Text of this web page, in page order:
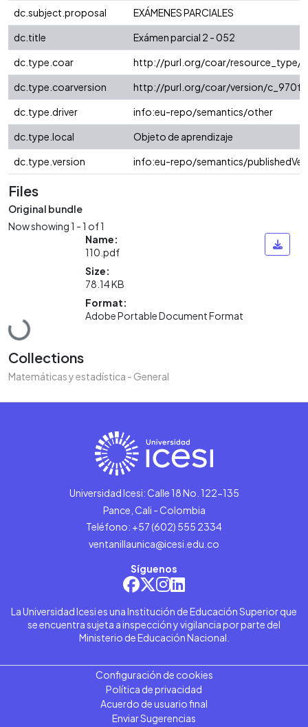
dc.subject.proposal
EXÁMENES PARCIALES
dc.title
Exámen parcial 2 - 052
dc.type.coar
http://purl.org/coar/resource_type/
dc.type.coarversion
http://purl.org/coar/version/
dc.type.driver
info:eu-repo/semantics/other
dc.type.local
Objeto de aprendizaje
dc.type.version
info:eu-repo/semantics/
Files
Original bundle
Now showing1 - 1 of 1
Loading...
Name:
110.pdf
Size:
78.14 KB
Format:
Adobe Portable Document Format
Collections
Matemáticas y estadística - General
Universidad Icesi: Calle 18 No. 122-135
Pance, Cali - Colombia
Teléfono: +57 (602) 555 2334
ventanillaunica@icesi.edu.co
Síguenos
La Universidad Icesi es una Institución de Educación Superior que
se encuentra sujeta a inspección y vigilancia por parte del
Ministerio de Educación Nacional.
Configuración de cookies
Política de privacidad
Acuerdo de usuario final
Enviar Sugerencias